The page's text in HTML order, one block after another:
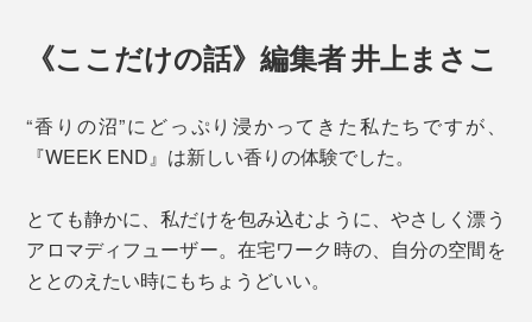
《ここだけの話》編集者 井上まさこ
“香りの沼”にどっぷり浸かってきた私たちですが、
『WEEK END』は新しい香りの体験でした。
とても静かに、私だけを包み込むように、やさしく漂う
アロマディフューザー。在宅ワーク時の、自分の空間を
ととのえたい時にもちょうどいい。